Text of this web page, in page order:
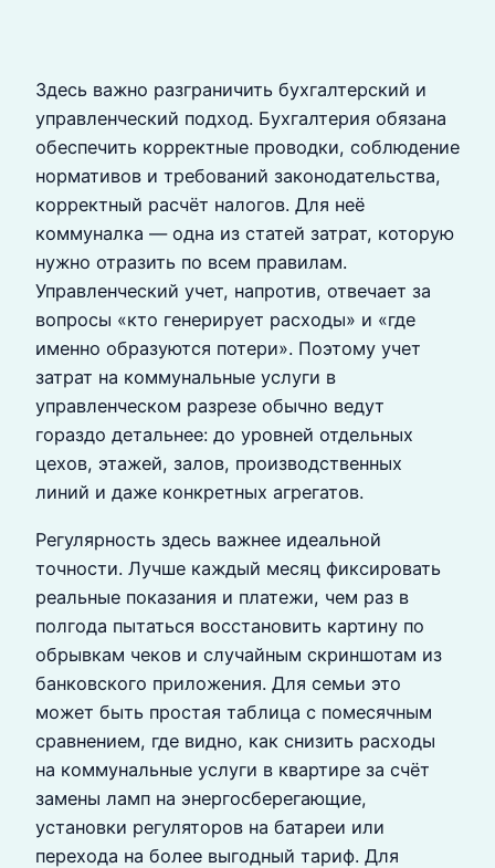
Здесь важно разграничить бухгалтерский и
управленческий подход. Бухгалтерия обязана
обеспечить корректные проводки, соблюдение
нормативов и требований законодательства,
корректный расчёт налогов. Для неё
коммуналка — одна из статей затрат, которую
нужно отразить по всем правилам.
Управленческий учет, напротив, отвечает за
вопросы «кто генерирует расходы» и «где
именно образуются потери». Поэтому учет
затрат на коммунальные услуги в
управленческом разрезе обычно ведут
гораздо детальнее: до уровней отдельных
цехов, этажей, залов, производственных
линий и даже конкретных агрегатов.
Регулярность здесь важнее идеальной
точности. Лучше каждый месяц фиксировать
реальные показания и платежи, чем раз в
полгода пытаться восстановить картину по
обрывкам чеков и случайным скриншотам из
банковского приложения. Для семьи это
может быть простая таблица с помесячным
сравнением, где видно, как снизить расходы
на коммунальные услуги в квартире за счёт
замены ламп на энергосберегающие,
установки регуляторов на батареи или
перехода на более выгодный тариф. Для